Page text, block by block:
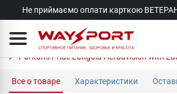
Не приймаємо оплати карткою
Puritan's Pride Lutigold Herbavision with
Все о товаре Характеристики